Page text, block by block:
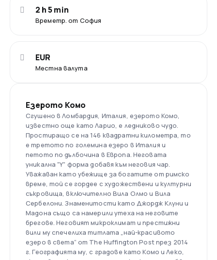
Времетр. от София
2 h 5 min
Местна валута
EUR
Езерото Комо
Сгушено в Ломбардия, Италия, езерото Комо,
известно още като Ларио, е ледниково чудо.
Простиращо се на 146 квадратни километра, то
е третото по големина езеро в Италия и
петото по дълбочина в Европа. Неговата
уникална "Y" форма добавя към неговия чар.
Уважаван като убежище за богатите от римско
време, той се гордее с художествени и културни
съкровища, включително Вила Олмо и Вила
Сербелони. Знаменитости като Джордж Клуни и
Мадона също са намерили утеха на неговите
брегове. Неговият микроклимат и престижни
вили му спечелиха титлата „най-красивото
езеро в света“ от The Huffington Post през 2014
г. Географията му, с градове като Комо и Леко,